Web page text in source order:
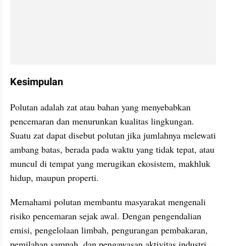
Kesimpulan
Polutan adalah zat atau bahan yang menyebabkan
pencemaran dan menurunkan kualitas lingkungan.
Suatu zat dapat disebut polutan jika jumlahnya melewati
ambang batas, berada pada waktu yang tidak tepat, atau
muncul di tempat yang merugikan ekosistem, makhluk
hidup, maupun properti.
Memahami polutan membantu masyarakat mengenali
risiko pencemaran sejak awal. Dengan pengendalian
emisi, pengelolaan limbah, pengurangan pembakaran,